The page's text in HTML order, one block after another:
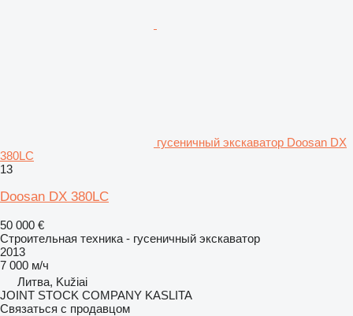
гусеничный экскаватор Doosan DX
380LC
13
Doosan DX 380LC
50 000 €
Строительная техника - гусеничный экскаватор
2013
7 000 м/ч
Литва, Kužiai
JOINT STOCK COMPANY KASLITA
Связаться с продавцом